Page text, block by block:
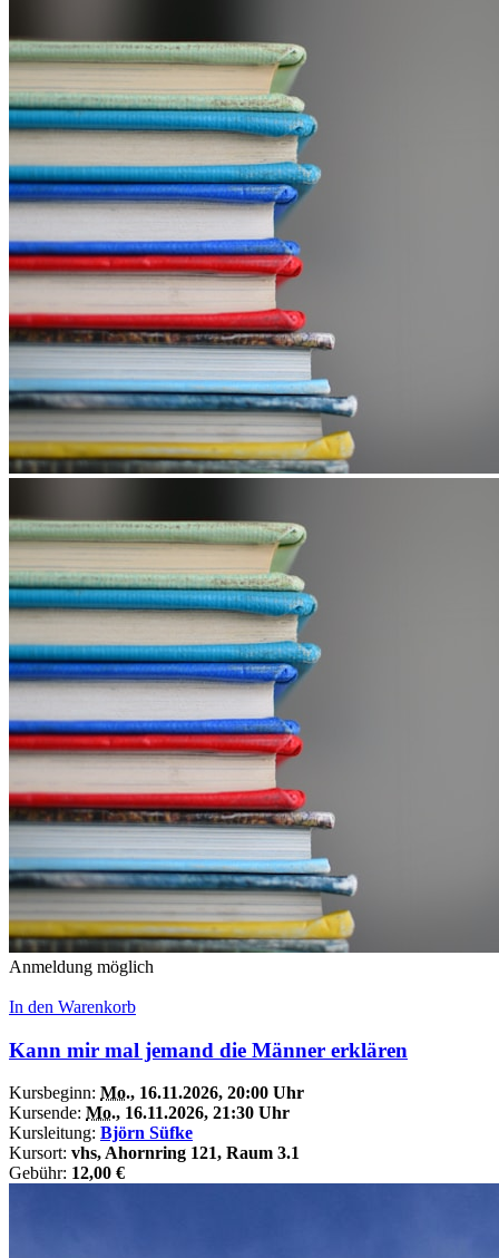
Anmeldung möglich
In den Warenkorb
Kann mir mal jemand die Männer erklären
Kursbeginn: Mo., 16.11.2026, 20:00 Uhr
Kursende: Mo., 16.11.2026, 21:30 Uhr
Kursleitung: Björn Süfke
Kursort: vhs, Ahornring 121, Raum 3.1
Gebühr: 12,00 €